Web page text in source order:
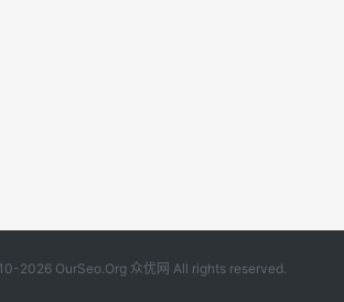
2026 OurSeo.Org 众优网 All rights reserved.